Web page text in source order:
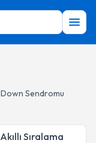
Down Sendromu
Akıllı Sıralama